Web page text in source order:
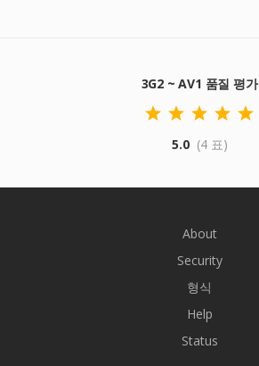
3G2 ~ AV1 품질 평가
5.0 (4 표)
About
Security
형식
Help
Status